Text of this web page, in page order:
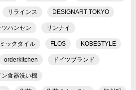
リラインス DESIGNART TOKYO
ツハンセン リンナイ
ックタイル FLOS KOBESTYLE
orderkitchen ドイツブランド
ン食器洗い機